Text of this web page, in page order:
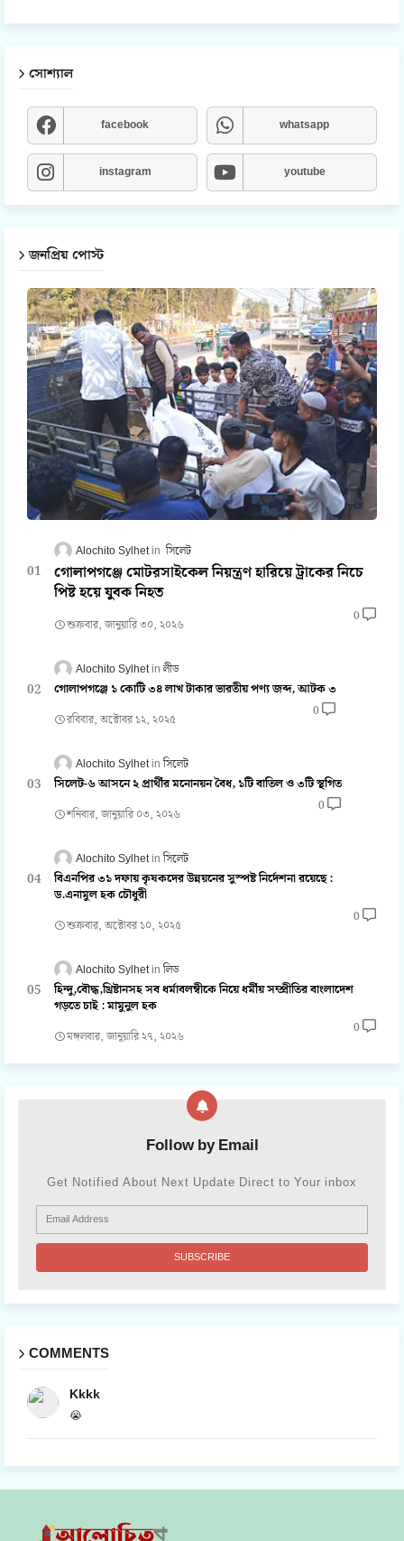
সোশ্যাল
facebook whatsapp
instagram youtube
জনপ্রিয় পোস্ট
Alochito Sylhet সিলেট
গোলাপগঞ্জে মোটরসাইকেল নিয়ন্ত্রণ হারিয়ে ট্রাকের নিচে
পিষ্ট হয়ে যুবক নিহত
শুক্রবার, জানুয়ারি ৩০, ২০২৬
0
Alochito Sylhet লীড
গোলাপগঞ্জে ১ কোটি ৩৪ লাখ টাকার ভারতীয় পণ্য জব্দ, আটক ৩
রবিবার, অক্টোবর ১২, ২০২৫
0
Alochito Sylhet সিলেট
সিলেট-৬ আসনে ২ প্রার্থীর মনোনয়ন বৈধ, ১টি বাতিল ও ৩টি স্থগিত
শনিবার, জানুয়ারি ০৩, ২০২৬
0
Alochito Sylhet সিলেট
বিএনপির ৩১ দফায় কৃষকদের উন্নয়নের সুস্পষ্ট নির্দেশনা রয়েছে :
ড.এনামুল হক চৌধুরী
শুক্রবার, অক্টোবর ১০, ২০২৫
0
Alochito Sylhet লিড
হিন্দু,বৌদ্ধ,খ্রিষ্টানসহ সব ধর্মাবলম্বীকে নিয়ে ধর্মীয় সম্প্রীতির বাংলাদেশ
গড়তে চাই : মামুনুল হক
মঙ্গলবার, জানুয়ারি ২৭, ২০২৬
0
Follow by Email
Get Notified About Next Update Direct to Your inbox
COMMENTS
Kkkk
😭